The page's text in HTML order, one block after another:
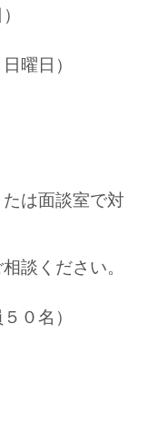
曜日）
は面談室で対
談ください。
０名）